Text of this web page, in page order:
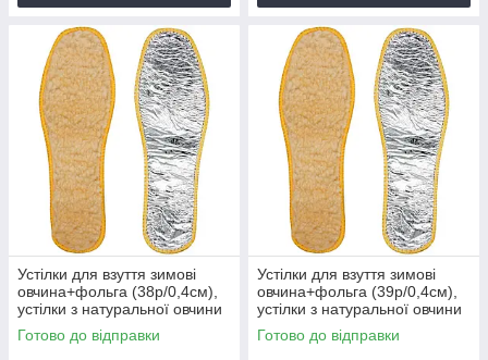
Устілки для взуття зимові
овчина+фольга (38р/0,4см),
устілки з натуральної овчини
та фольги
Готово до відправки
Устілки для взуття зимові
овчина+фольга (39р/0,4см),
устілки з натуральної овчини
та фольги
Готово до відправки